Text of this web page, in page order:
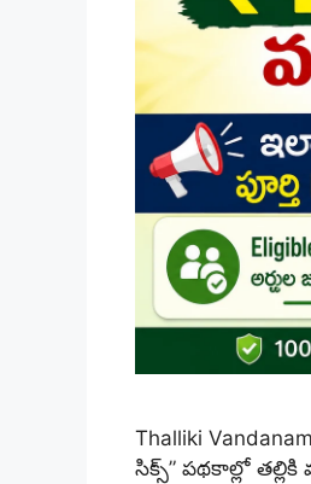
Thalliki
సిక్స్” పథకాల్లో